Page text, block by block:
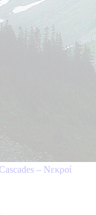
– Νεκροί